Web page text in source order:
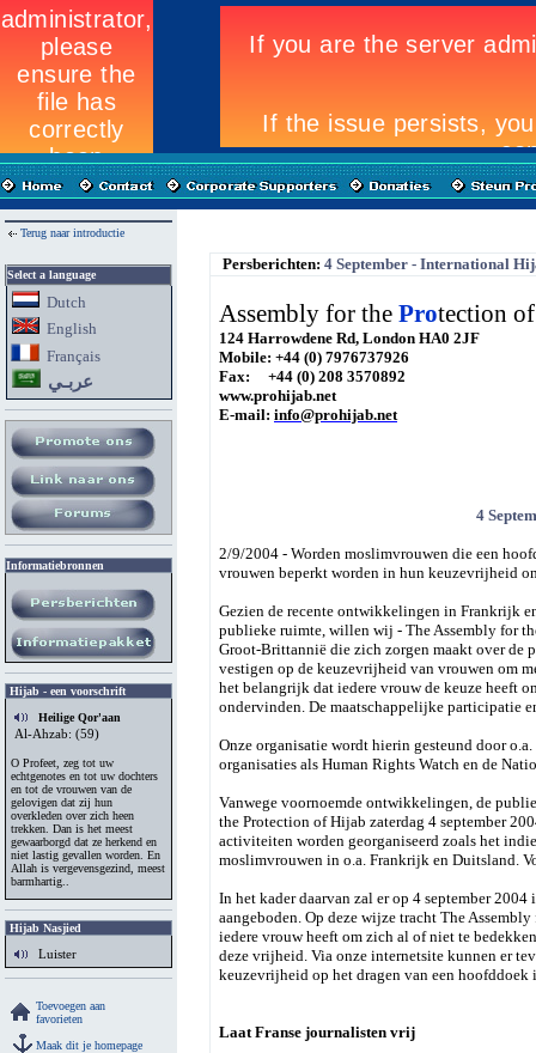
Terug naar introductie
Select a language
Dutch
English
Français
عربـي
Informatiebronnen
Hijab - een voorschrift
Heilige Qor'aan
Al-Ahzab: (59)
O Profeet, zeg tot uw
echtgenotes en tot uw dochters
en tot de vrouwen van de
gelovigen dat zij hun
overkleden over zich heen
trekken. Dan is het meest
gewaarborgd dat ze herkend en
niet lastig gevallen worden. En
Allah is vergevensgezind, meest
barmhartig..
Hijab Nasjied
Luister
Toevoegen aan
favorieten
Maak dit je homepage
Persberichten: 4 September - International
Assembly for the Protection
124 Harrowdene Rd, London HA0 2JF
Mobile: +44 (0) 7976737926
Fax: +44 (0) 208 3570892
www.prohijab.net
E-mail: info@prohijab.net
4
2/9/2004 - Worden moslimvrouwen die een
vrouwen beperkt worden in hun keuzevrijheid
Gezien de recente ontwikkelingen in Frankrijk
publieke ruimte, willen wij - The Assembly for
Groot-Brittannië die zich zorgen maakt over de
vestigen op de keuzevrijheid van vrouwen om
het belangrijk dat iedere vrouw de keuze heeft
ondervinden. De maatschappelijke participatie
Onze organisatie wordt hierin gesteund door
organisaties als Human Rights Watch en de
Vanwege voornoemde ontwikkelingen, de
the Protection of Hijab zaterdag 4 september
activiteiten worden georganiseerd zoals het
moslimvrouwen in o.a. Frankrijk en Duitsland.
In het kader daarvan zal er op 4 september
aangeboden. Op deze wijze tracht The
iedere vrouw heeft om zich al of niet te
deze vrijheid. Via onze internetsite kunnen er
keuzevrijheid op het dragen van een hoofddoek
Laat Franse journalisten vrij